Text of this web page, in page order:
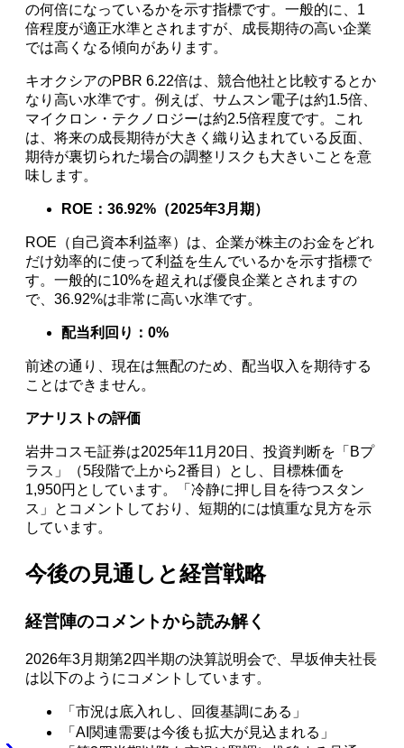
の何倍になっているかを示す指標です。一般的に、1
倍程度が適正水準とされますが、成長期待の高い企業
では高くなる傾向があります。
キオクシアのPBR 6.22倍は、競合他社と比較するとか
なり高い水準です。例えば、サムスン電子は約1.5倍、
マイクロン・テクノロジーは約2.5倍程度です。これ
は、将来の成長期待が大きく織り込まれている反面、
期待が裏切られた場合の調整リスクも大きいことを意
味します。
ROE：36.92%（2025年3月期）
ROE（自己資本利益率）は、企業が株主のお金をどれ
だけ効率的に使って利益を生んでいるかを示す指標で
す。一般的に10%を超えれば優良企業とされますの
で、36.92%は非常に高い水準です。
配当利回り：0%
前述の通り、現在は無配のため、配当収入を期待する
ことはできません。
アナリストの評価
岩井コスモ証券は2025年11月20日、投資判断を「Bプ
ラス」（5段階で上から2番目）とし、目標株価を
1,950円としています。「冷静に押し目を待つスタン
ス」とコメントしており、短期的には慎重な見方を示
しています。
今後の見通しと経営戦略
経営陣のコメントから読み解く
2026年3月期第2四半期の決算説明会で、早坂伸夫社長
は以下のようにコメントしています。
「市況は底入れし、回復基調にある」
「AI関連需要は今後も拡大が見込まれる」